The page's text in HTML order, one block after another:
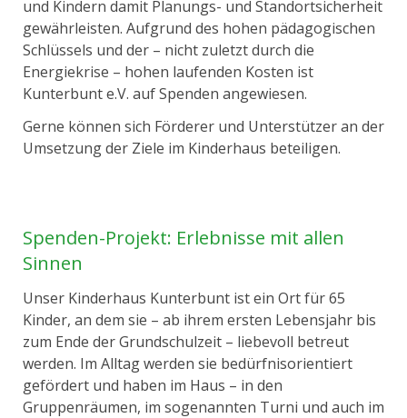
und Kindern damit Planungs- und Standortsicherheit
gewährleisten. Aufgrund des hohen pädagogischen
Schlüssels und der – nicht zuletzt durch die
Energiekrise – hohen laufenden Kosten ist
Kunterbunt e.V. auf Spenden angewiesen.
Gerne können sich Förderer und Unterstützer an der
Umsetzung der Ziele im Kinderhaus beteiligen.
Spenden-Projekt: Erlebnisse mit allen
Sinnen
Unser Kinderhaus Kunterbunt ist ein Ort für 65
Kinder, an dem sie – ab ihrem ersten Lebensjahr bis
zum Ende der Grundschulzeit – liebevoll betreut
werden. Im Alltag werden sie bedürfnisorientiert
gefördert und haben im Haus – in den
Gruppenräumen, im sogenannten Turni und auch im